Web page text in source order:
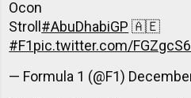
Ocon
Stroll #AbuDhabiGP 🇦🇪
#F1pic.twitter.com/
— Formula 1 (@F1)